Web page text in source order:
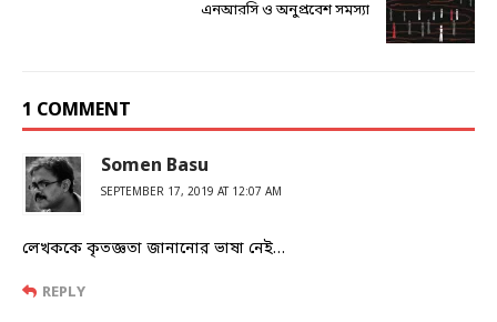
এনআরসি ও অনুপ্রবেশ সমস্যা
1 COMMENT
Somen Basu
SEPTEMBER 17, 2019 AT 12:07 AM
লেখককে কৃতজ্ঞতা জানানোর ভাষা নেই…
REPLY